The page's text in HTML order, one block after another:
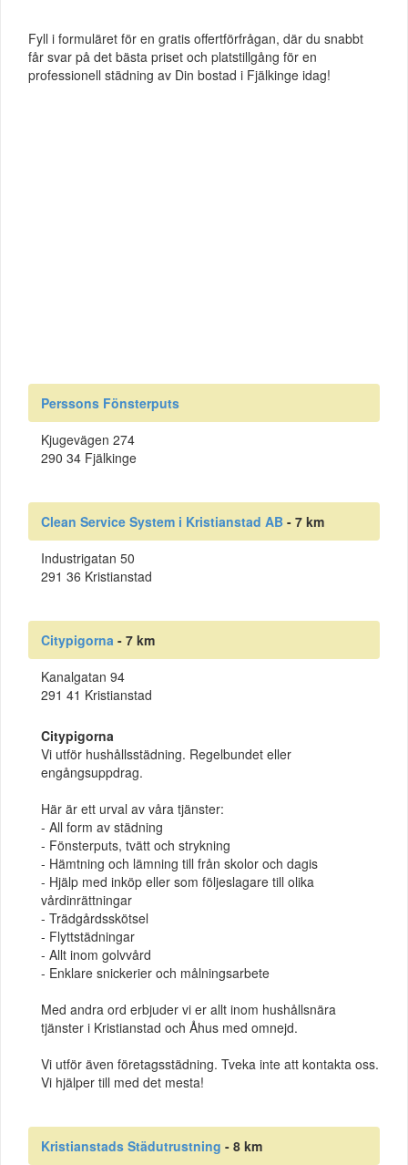
Fyll i formuläret för en gratis offertförfrågan, där du snabbt
får svar på det bästa priset och platstillgång för en
professionell städning av Din bostad i Fjälkinge idag!
Perssons Fönsterputs
Kjugevägen 274
290 34 Fjälkinge
Clean Service System i Kristianstad AB - 7 km
Industrigatan 50
291 36 Kristianstad
Citypigorna - 7 km
Kanalgatan 94
291 41 Kristianstad
Citypigorna
Vi utför hushållsstädning. Regelbundet eller
engångsuppdrag.
Här är ett urval av våra tjänster:
- All form av städning
- Fönsterputs, tvätt och strykning
- Hämtning och lämning till från skolor och dagis
- Hjälp med inköp eller som följeslagare till olika
vårdinrättningar
- Trädgårdsskötsel
- Flyttstädningar
- Allt inom golvvård
- Enklare snickerier och målningsarbete
Med andra ord erbjuder vi er allt inom hushållsnära
tjänster i Kristianstad och Åhus med omnejd.
Vi utför även företagsstädning. Tveka inte att kontakta oss.
Vi hjälper till med det mesta!
Kristianstads Städutrustning - 8 km